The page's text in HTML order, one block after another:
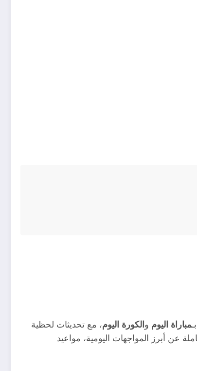
مباراة اليوم والكورة اليوم، مع تحديثات لحظية
أبرز المواجهات اليومية، مواعيد